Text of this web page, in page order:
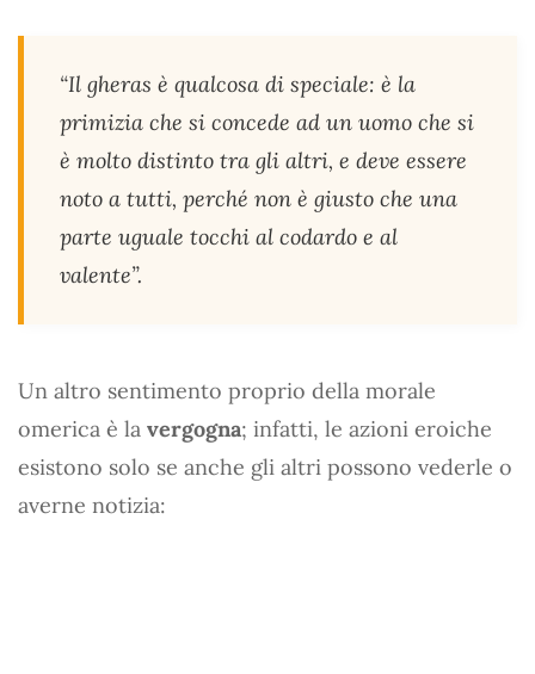
“Il gheras è qualcosa di speciale: è la
primizia che si concede ad un uomo che si
è molto distinto tra gli altri, e deve essere
noto a tutti, perché non è giusto che una
parte uguale tocchi al codardo e al
valente”.
Un altro sentimento proprio della morale
omerica è la vergogna; infatti, le azioni eroiche
esistono solo se anche gli altri possono vederle o
averne notizia: